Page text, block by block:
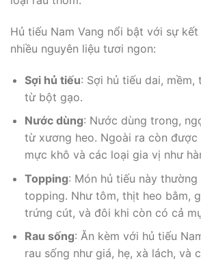
Hủ tiếu Nam Vang nổi bật với sự
nhiều nguyên liệu tươi ngon:
Sợi hủ tiếu: Sợi hủ tiếu dai,
từ bột gạo.
Nước dùng: Nước dùng trong,
từ xương heo. Ngoài ra còn
mực khô và các loại gia vị như
Topping: Món hủ tiếu này
topping. Như tôm, thịt heo bằm,
trứng cút, và đôi khi còn có cả
Rau sống: Ăn kèm với hủ tiếu
rau sống như giá, hẹ, xà lách, và